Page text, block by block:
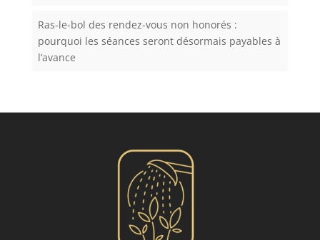
Ras-le-bol des rendez-vous non honorés :
pourquoi les séances seront désormais payables à
l’avance